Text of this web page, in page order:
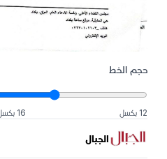
حجم الخط
12 بكسل 16 بكسل
الجبال